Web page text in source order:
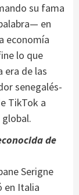
su fama
en
economía
lo que
era de las
senegalés-
TikTok a
de
Serigne
en Italia